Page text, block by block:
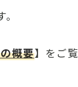
概要】をご覧